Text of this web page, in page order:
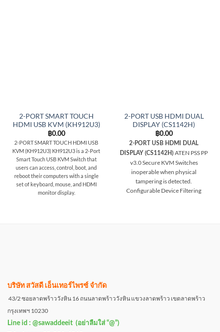
2-PORT SMART TOUCH
HDMI USB KVM (KH912U3)
฿0.00
2-PORT SMART TOUCH HDMI USB
KVM (KH912U3) KH912U3 is a 2-Port
Smart Touch USB KVM Switch that
users can access, control, boot, and
reboot their computers with a single
set of keyboard, mouse, and HDMI
monitor display.
2-PORT USB HDMI DUAL
DISPLAY (CS1142H)
฿0.00
2-PORT USB HDMI DUAL
DISPLAY (CS1142H) ATEN PSS PP
v3.0 Secure KVM Switches
inoperable when physical
tampering is detected.
Configurable Device Filtering
บริษัท สวัสดี เอ็นเทอร์ไพรซ์ จำกัด
43/2 ซอยลาดพร้าววังหิน 16 ถนนลาดพร้าววังหิน แขวงลาดพร้าว เขตลาดพร้าว
กรุงเทพฯ 10230
Line id : @sawaddeeit (อย่าลืมใส่ “@”)